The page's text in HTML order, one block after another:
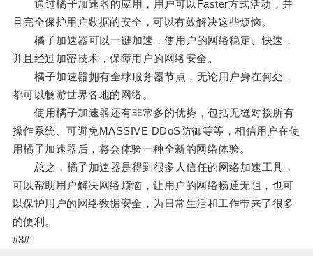
通过橘子加速器的应用，用户可以Faster方式活动，并
且完全保护用户数据的安全，可以有效解决这些烦恼。
橘子加速器可以一键加速，使用户的网络稳定、快速，
并且经过加密技术，保障用户的网络安全。
橘子加速器拥有全球服务器节点，无论用户身在何处，
都可以畅游世界各地的网络。
使用橘子加速器还有非常多的优势，包括无缝对接所有
操作系统、可避免MASSIVE DDoS防御等等，相信用户在使
用橘子加速器后，将会体验一种全新的网络体验。
总之，橘子加速器是得到很多人信任的网络加速工具，
可以帮助用户解决网络烦恼，让用户的网络畅通无阻，也可
以保护用户的网络数据安全，为日常生活和工作带来了很多
的便利。
#3#